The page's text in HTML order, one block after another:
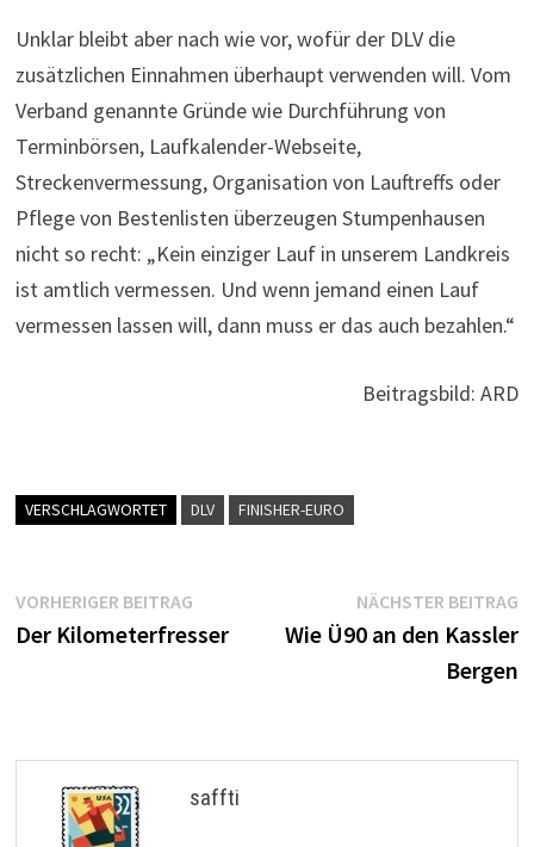
Unklar bleibt aber nach wie vor, wofür der DLV die
zusätzlichen Einnahmen überhaupt verwenden will. Vom
Verband genannte Gründe wie Durchführung von
Terminbörsen, Laufkalender-Webseite,
Streckenvermessung, Organisation von Lauftreffs oder
Pflege von Bestenlisten überzeugen Stumpenhausen
nicht so recht: „Kein einziger Lauf in unserem Landkreis
ist amtlich vermessen. Und wenn jemand einen Lauf
vermessen lassen will, dann muss er das auch bezahlen.“
Beitragsbild: ARD
VERSCHLAGWORTET DLV FINISHER-EURO
Beitragsnavigation
VORHERIGER BEITRAGVorheriger
Beitrag:
Der Kilometerfresser
NÄCHSTER BEITRAG
Wie Ü90 an den Kassler
Bergen
saffti